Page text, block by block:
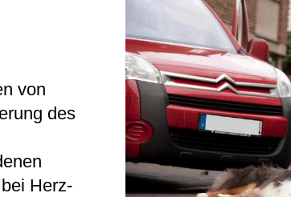
von
des
Herz-